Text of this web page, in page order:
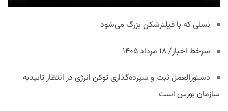
نسلی که با فیلترشکن بزرگ می‌شود
سرخط اخبار/ ۱۸ مرداد ۱۴۰۵
دستورالعمل ثبت و سپرده‌گذاری توکن انرژی در انتظار تائیدیه
سازمان بورس است